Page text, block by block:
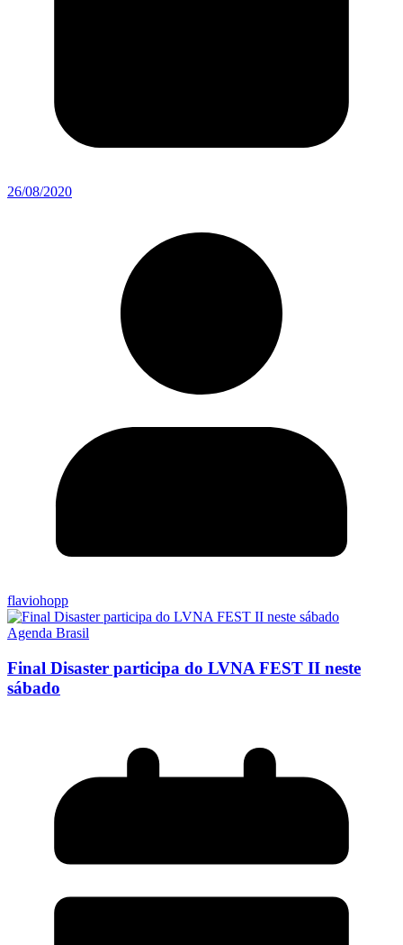
26/08/2020
flaviohopp
Agenda Brasil
Final Disaster participa do LVNA FEST II neste
sábado